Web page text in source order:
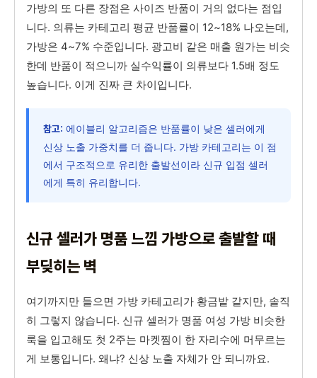
가방의 또 다른 장점은 사이즈 반품이 거의 없다는 점입
니다. 의류는 카테고리 평균 반품률이 12~18% 나오는데,
가방은 4~7% 수준입니다. 광고비 같은 매출 원가는 비슷
한데 반품이 적으니까 실수익률이 의류보다 1.5배 정도
높습니다. 이게 진짜 큰 차이입니다.
참고: 에이블리 알고리즘은 반품률이 낮은 셀러에게
신상 노출 가중치를 더 줍니다. 가방 카테고리는 이 점
에서 구조적으로 유리한 출발선이라 신규 입점 셀러
에게 특히 유리합니다.
신규 셀러가 명품 느낌 가방으로 출발할 때
부딪히는 벽
여기까지만 들으면 가방 카테고리가 황금밭 같지만, 솔직
히 그렇지 않습니다. 신규 셀러가 명품 여성 가방 비슷한
룩을 입고해도 첫 2주는 마켓찜이 한 자리수에 머무르는
게 보통입니다. 왜냐? 신상 노출 자체가 안 되니까요.